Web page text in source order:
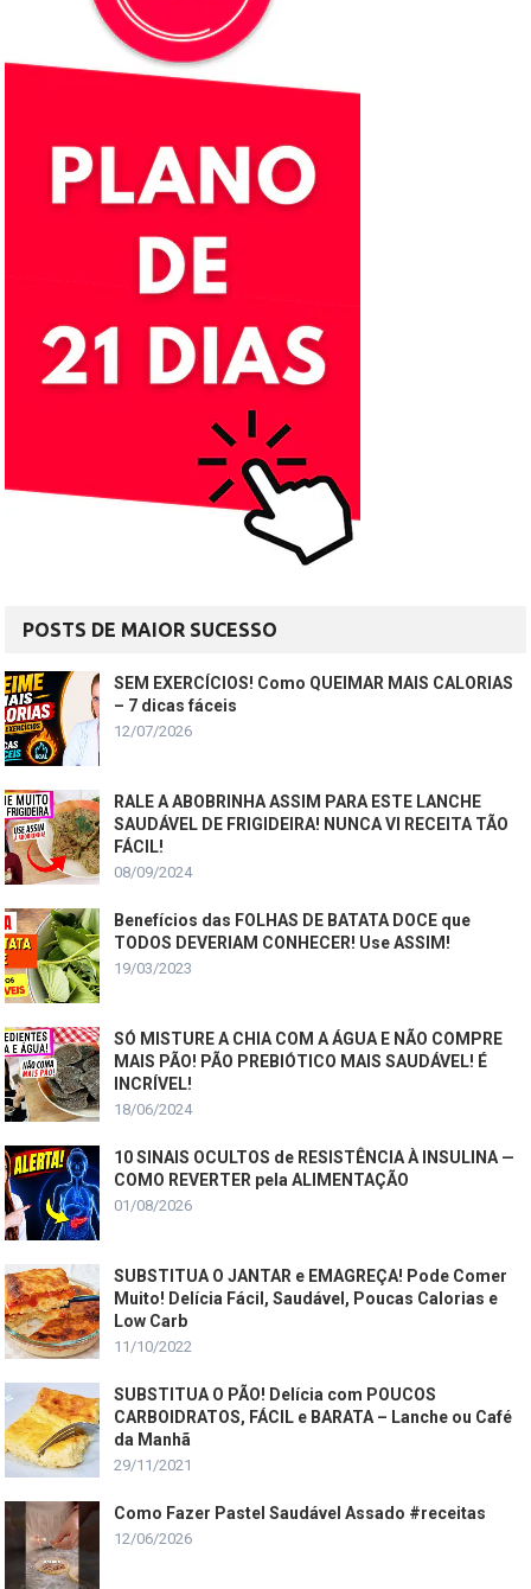
POSTS DE MAIOR SUCESSO
SEM EXERCÍCIOS! Como QUEIMAR MAIS CALORIAS
– 7 dicas fáceis
12/07/2026
RALE A ABOBRINHA ASSIM PARA ESTE LANCHE
SAUDÁVEL DE FRIGIDEIRA! NUNCA VI RECEITA TÃO
FÁCIL!
08/09/2024
Benefícios das FOLHAS DE BATATA DOCE que
TODOS DEVERIAM CONHECER! Use ASSIM!
19/03/2023
SÓ MISTURE A CHIA COM A ÁGUA E NÃO COMPRE
MAIS PÃO! PÃO PREBIÓTICO MAIS SAUDÁVEL! É
INCRÍVEL!
18/06/2024
10 SINAIS OCULTOS de RESISTÊNCIA À INSULINA —
COMO REVERTER pela ALIMENTAÇÃO
01/08/2026
SUBSTITUA O JANTAR e EMAGREÇA! Pode Comer
Muito! Delícia Fácil, Saudável, Poucas Calorias e
Low Carb
11/10/2022
SUBSTITUA O PÃO! Delícia com POUCOS
CARBOIDRATOS, FÁCIL e BARATA – Lanche ou Café
da Manhã
29/11/2021
Como Fazer Pastel Saudável Assado #receitas
12/06/2026